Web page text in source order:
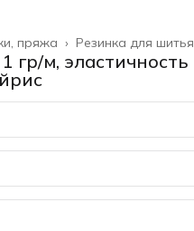
Резинка для шитья
пряжа ›
гр/м, эластичность